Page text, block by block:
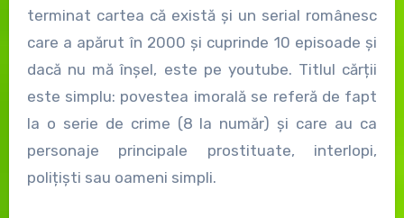
terminat cartea că există și un serial românesc
care a apărut în 2000 și cuprinde 10 episoade și
dacă nu mă înșel, este pe youtube. Titlul cărții
este simplu: povestea imorală se referă de fapt
la o serie de crime (8 la număr) și care au ca
personaje principale prostituate, interlopi,
polițiști sau oameni simpli.